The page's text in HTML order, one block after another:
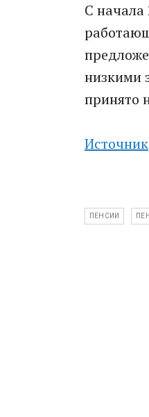
С начала
низкими
принято
Источник
ПЕНСИИ